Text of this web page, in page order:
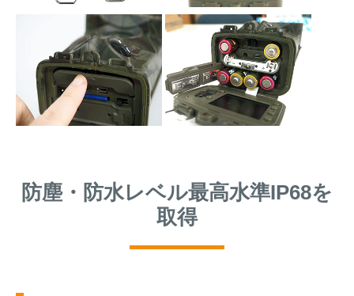
防塵・防水レベル最高水準IP68を
取得